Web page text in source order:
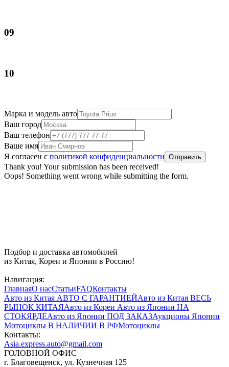
09
10
Марка и модель авто
Ваш город
Ваш телефон
Ваше имя
Я согласен с политикой конфиденциальности
Thank you! Your submission has been received!
Oops! Something went wrong while submitting the form.
Подбор и доставка автомобилей
из Китая, Кореи и Японии в Россию!
Навигация:
ГлавнаяО насСтатьиFAQКонтакты
Авто из Китая АВТО С ГАРАНТИЕЙАвто из Китая ВЕСЬ
РЫНОК КИТАЯАвто из Кореи Авто из Японии НА
СТОКЯРДЕАвто из Японии ПОД ЗАКАЗАукционы Японии
Мотоциклы В НАЛИЧИИ В РФМотоциклы
Контакты:
Asia.express.auto@gmail.com
ГОЛОВНОЙ ОФИС
г. Благовещенск, ул. Кузнечная 125